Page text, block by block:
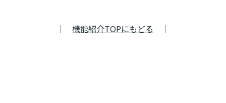
｜ 機能紹介TOPにもどる ｜